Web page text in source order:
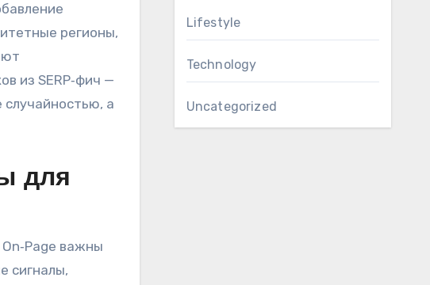
регионы,
из SERP‑фич —
случайностью, а
для
важны
сигналы,
Lifestyle
Technology
Uncategorized